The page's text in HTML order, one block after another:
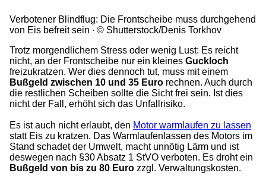
Verbotener Blindflug: Die Frontscheibe muss durchgehend
von Eis befreit sein
© Shutterstock/Denis Torkhov
Trotz morgendlichem Stress oder wenig Lust: Es reicht
nicht, an der Frontscheibe nur ein kleines Guckloch
freizukratzen. Wer dies dennoch tut, muss mit einem
Bußgeld zwischen 10 und 35 Euro rechnen. Auch durch
die restlichen Scheiben sollte die Sicht frei sein. Ist dies
nicht der Fall, erhöht sich das Unfallrisiko.
Es ist auch nicht erlaubt, den Motor warmlaufen zu lassen
statt Eis zu kratzen. Das Warmlaufenlassen des Motors im
Stand schadet der Umwelt, macht unnötig Lärm und ist
deswegen nach §30 Absatz 1 StVO verboten. Es droht ein
Bußgeld von bis zu 80 Euro zzgl. Verwaltungskosten.